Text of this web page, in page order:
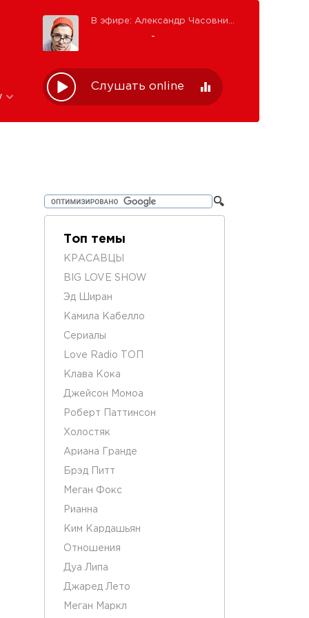
Слушать online
Топ темы
КРАСАВЦЫ
BIG LOVE SHOW
Эд Ширан
Камила Кабелло
Сериалы
Love Radio ТОП
Клава Кока
Джейсон Момоа
Роберт Паттинсон
Холостяк
Ариана Гранде
Брэд Питт
Меган Фокс
Рианна
Ким Кардашьян
Отношения
Дуа Липа
Джаред Лето
Меган Маркл